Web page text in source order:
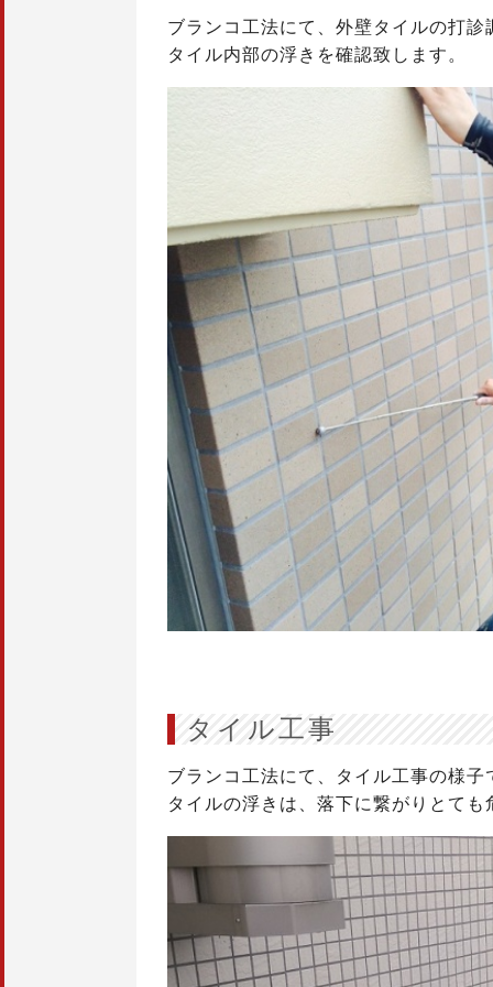
ブランコ工法にて、外壁タイルの打
タイル内部の浮きを確認致します。
タイル工事
ブランコ工法にて、タイル工事の様子
タイルの浮きは、落下に繋がりとても